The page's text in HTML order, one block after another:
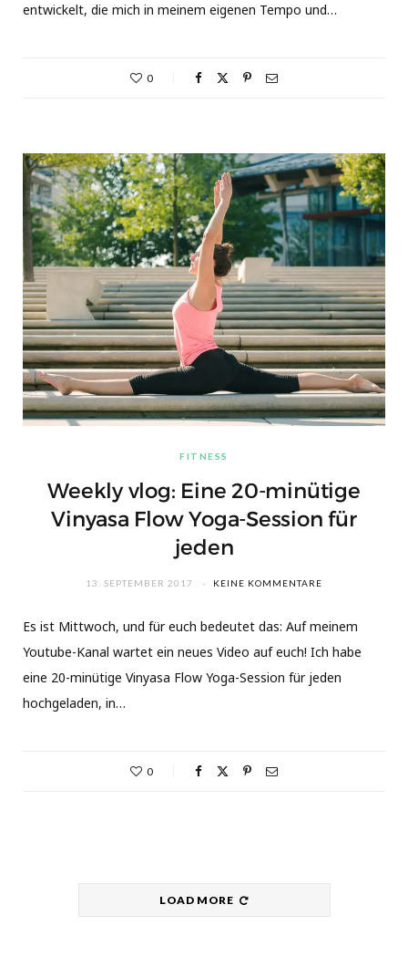
entwickelt, die mich in meinem eigenen Tempo und…
0
FITNESS
Weekly vlog: Eine 20-minütige
Vinyasa Flow Yoga-Session für
jeden
13. SEPTEMBER 2017 KEINE KOMMENTARE
Es ist Mittwoch, und für euch bedeutet das: Auf meinem
Youtube-Kanal wartet ein neues Video auf euch! Ich habe
eine 20-minütige Vinyasa Flow Yoga-Session für jeden
hochgeladen, in…
0
LOAD MORE